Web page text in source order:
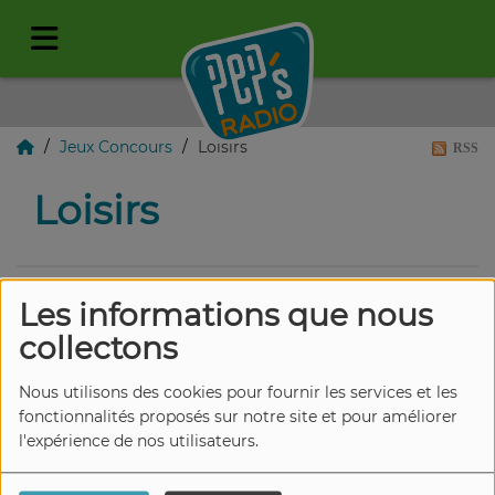
Les informations que nous
collectons
Nous utilisons des cookies pour fournir les services et les
fonctionnalités proposés sur notre site et pour améliorer
l'expérience de nos utilisateurs.
Jeux Concours Loisirs
Loisirs
RSS
LANGUES AVEC LES
LIVRES "CAT &